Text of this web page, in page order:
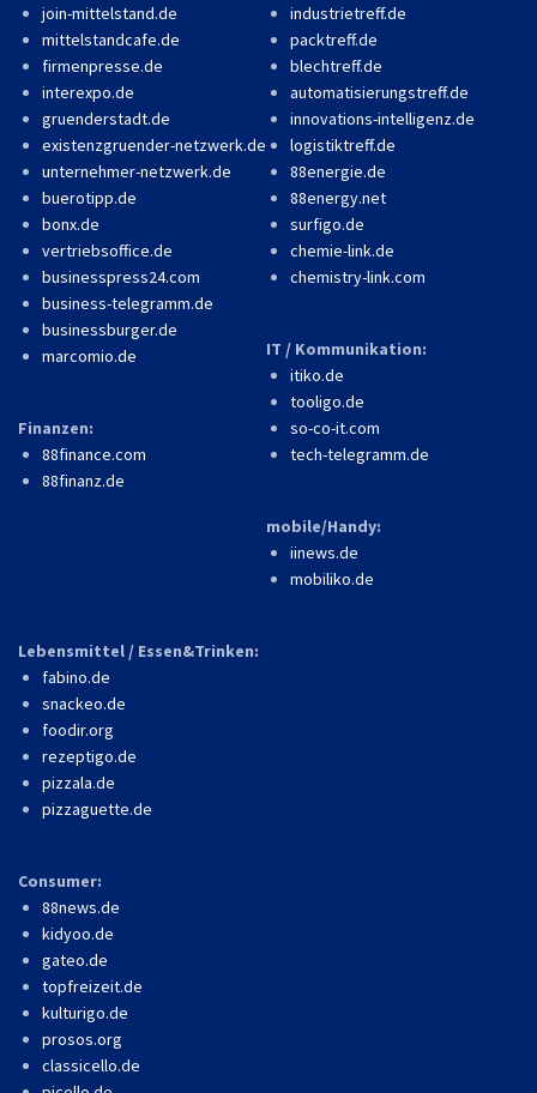
join-mittelstand.de
mittelstandcafe.de
firmenpresse.de
interexpo.de
gruenderstadt.de
existenzgruender-netzwerk.de
unternehmer-netzwerk.de
buerotipp.de
bonx.de
vertriebsoffice.de
businesspress24.com
business-telegramm.de
businessburger.de
marcomio.de
Finanzen:
88finance.com
88finanz.de
industrietreff.de
packtreff.de
blechtreff.de
automatisierungstreff.de
innovations-intelligenz.de
logistiktreff.de
88energie.de
88energy.net
surfigo.de
chemie-link.de
chemistry-link.com
IT / Kommunikation:
itiko.de
tooligo.de
so-co-it.com
tech-telegramm.de
mobile/Handy:
iinews.de
mobiliko.de
Lebensmittel / Essen&Trinken:
fabino.de
snackeo.de
foodir.org
rezeptigo.de
pizzala.de
pizzaguette.de
Consumer:
88news.de
kidyoo.de
gateo.de
topfreizeit.de
kulturigo.de
prosos.org
classicello.de